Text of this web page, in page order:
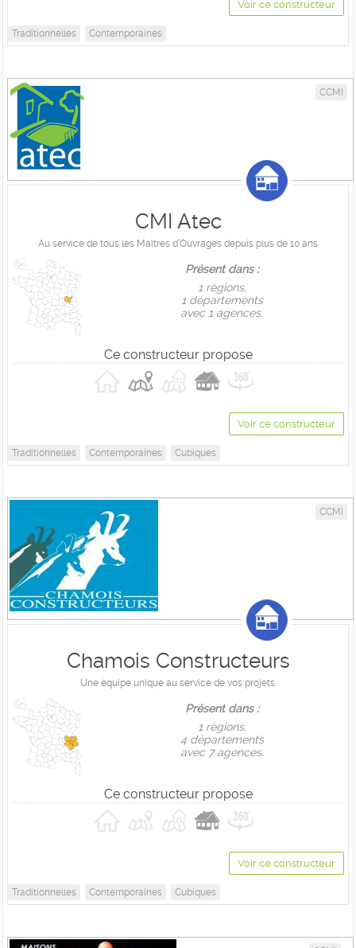
Voir ce constructeur
Traditionnelles Contemporaines
CCMI
CMI Atec
Au service de tous les Maîtres d’Ouvrages depuis plus de 10 ans
Présent dans :
1 règions,
1 départements
avec 1 agences.
Ce constructeur propose
Voir ce constructeur
Traditionnelles Contemporaines Cubiques
CCMI
Chamois Constructeurs
Une équipe unique au service de vos projets.
Présent dans :
1 règions,
4 départements
avec 7 agences.
Ce constructeur propose
Voir ce constructeur
Traditionnelles Contemporaines Cubiques